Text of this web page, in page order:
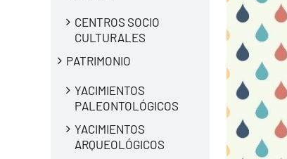
CENTROS SOCIO
CULTURALES
PATRIMONIO
YACIMIENTOS
PALEONTOLÓGICOS
YACIMIENTOS
ARQUEOLÓGICOS